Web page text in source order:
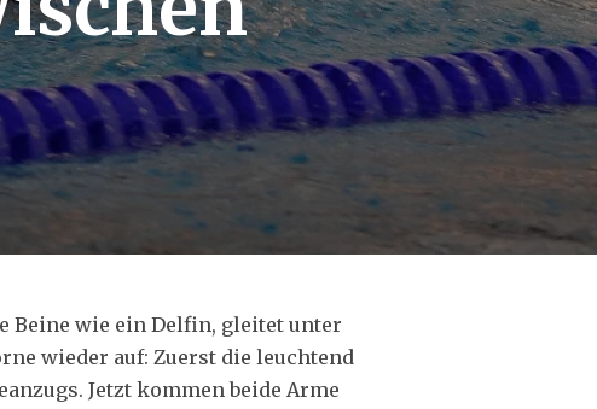
Beine wie ein Delfin, gleitet unter
wieder auf: Zuerst die leuchtend
Jetzt kommen beide Arme